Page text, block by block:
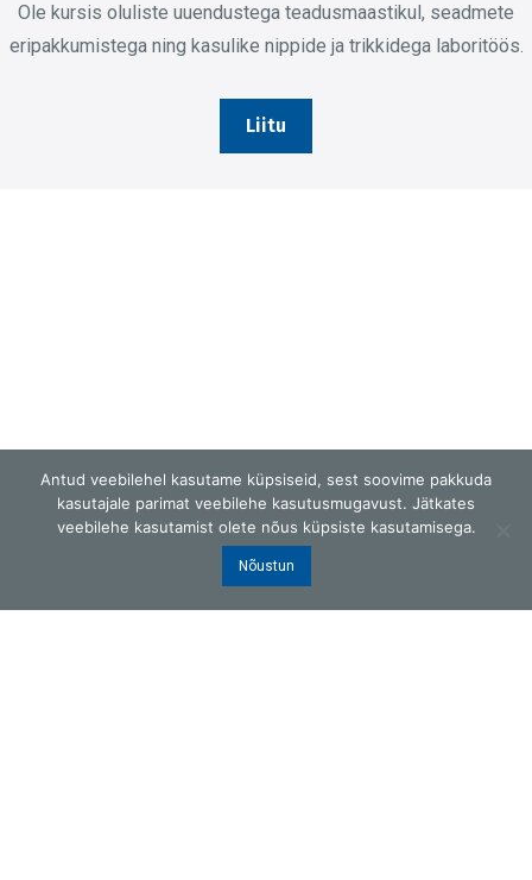
Ole kursis oluliste uuendustega teadusmaastikul, seadmete
eripakkumistega ning kasulike nippide ja trikkidega laboritöös.
Liitu
G.W.Berg OÜ
Laki 25, Tallinn 12915, Eesti
Antud veebilehel kasutame küpsiseid, sest soovime pakkuda
kasutajale parimat veebilehe kasutusmugavust. Jätkates
veebilehe kasutamist olete nõus küpsiste kasutamisega.
Nõustun